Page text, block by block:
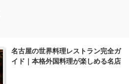
名古屋の世界料理レストラン完全ガ
イド｜本格外国料理が楽しめる名店